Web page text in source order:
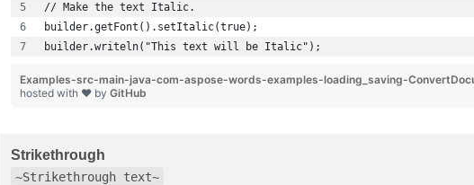
// Make the text Italic.
builder.getFont().setItalic(true);
builder.writeln("This text will be Italic");
Examples-src-main-java-com-aspose-words-examples-loading_saving-
hosted with ❤ by GitHub
Strikethrough
~Strikethrough text~